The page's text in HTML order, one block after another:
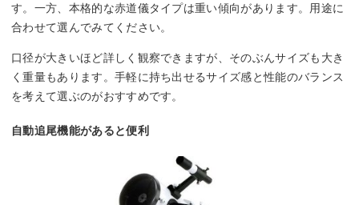
す。一方、本格的な赤道儀タイプは重い傾向があります。用途に
合わせて選んでみてください。
口径が大きいほど詳しく観察できますが、そのぶんサイズも大き
く重量もあります。手軽に持ち出せるサイズ感と性能のバランス
を考えて選ぶのがおすすめです。
自動追尾機能があると便利